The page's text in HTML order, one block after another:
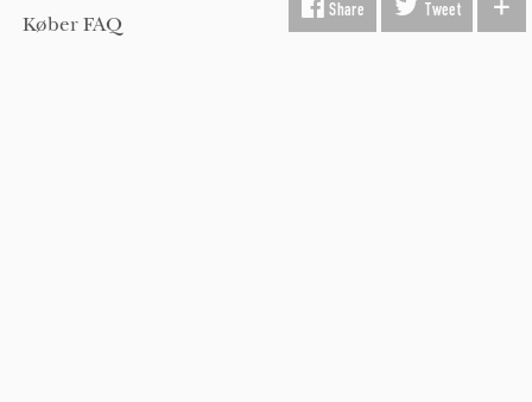
Køber FAQ
Share Tweet